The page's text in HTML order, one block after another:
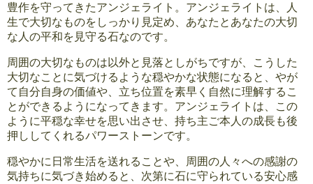
豊作を守ってきたアンジェライト。アンジェライトは、人
生で大切なものをしっかり見定め、あなたとあなたの大切
な人の平和を見守る石なのです。
周囲の大切なものは以外と見落としがちですが、こうした
大切なことに気づけるような穏やかな状態になると、やが
て自分自身の価値や、立ち位置を素早く自然に理解するこ
とができるようになってきます。アンジェライトは、この
ように平穏な幸せを思い出させ、持ち主ご本人の成長も後
押ししてくれるパワーストーンです。
穏やかに日常生活を送れることや、周囲の人々への感謝の
気持ちに気づき始めると、次第に石に守られている安心感